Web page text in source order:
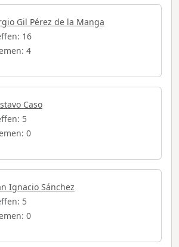
Gil Pérez de la Manga
16
4
Caso
5
0
Ignacio Sánchez
5
0